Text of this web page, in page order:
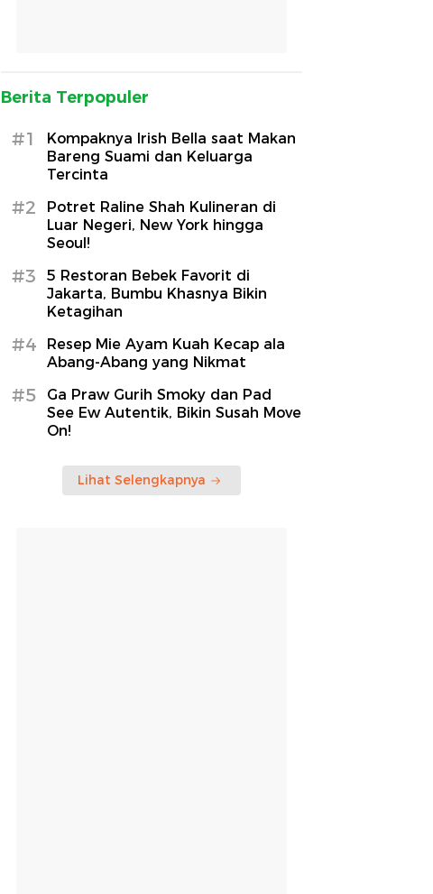
Berita Terpopuler
#1
Kompaknya Irish Bella saat Makan
Bareng Suami dan Keluarga
Tercinta
#2
Potret Raline Shah Kulineran di
Luar Negeri, New York hingga
Seoul!
#3
5 Restoran Bebek Favorit di
Jakarta, Bumbu Khasnya Bikin
Ketagihan
#4
Resep Mie Ayam Kuah Kecap ala
Abang-Abang yang Nikmat
#5
Ga Praw Gurih Smoky dan Pad
See Ew Autentik, Bikin Susah Move
On!
Lihat Selengkapnya